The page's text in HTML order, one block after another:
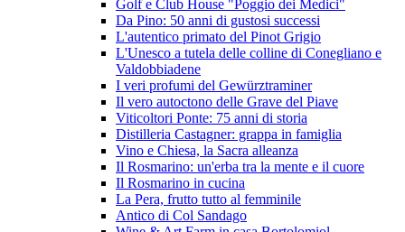
Golf e Club House "Poggio dei Medici"
Da Pino: 50 anni di gustosi successi
L'autentico primato del Pinot Grigio
L'Unesco a tutela delle colline di Conegliano e
Valdobbiadene
I veri profumi del Gewürztraminer
Il vero autoctono delle Grave del Piave
Viticoltori Ponte: 75 anni di storia
Distilleria Castagner: grappa in famiglia
Vino e Chiesa, la Sacra alleanza
Il Rosmarino: un'erba tra la mente e il cuore
Il Rosmarino in cucina
La Pera, frutto tutto al femminile
Antico di Col Sandago